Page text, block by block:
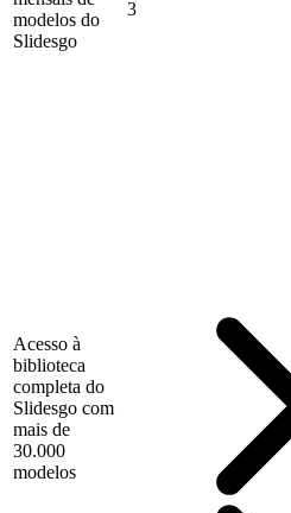
modelos do
Slidesgo
3
Acesso à
biblioteca
completa do
Slidesgo com
mais de
30.000
modelos